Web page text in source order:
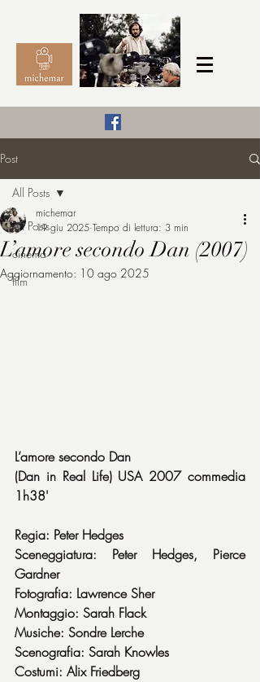
michemar
Post
All Posts
cinema
film
All Posts
L’amore secondo Dan (2007)
michemar
19 giu 2025 Tempo di lettura: 3 min
Aggiornamento: 10 ago 2025
L’amore secondo Dan
(Dan in Real Life) USA 2007 commedia
1h38'
Regia: Peter Hedges
Sceneggiatura: Peter Hedges, Pierce
Gardner
Fotografia: Lawrence Sher
Montaggio: Sarah Flack
Musiche: Sondre Lerche
Scenografia: Sarah Knowles
Costumi: Alix Friedberg